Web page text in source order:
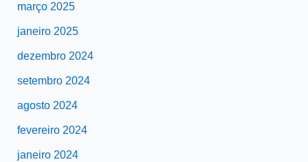
março 2025
janeiro 2025
dezembro 2024
setembro 2024
agosto 2024
fevereiro 2024
janeiro 2024